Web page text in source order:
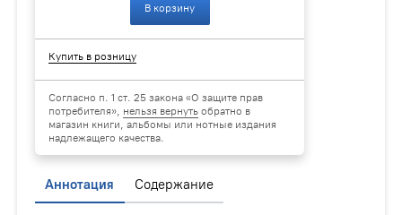
В корзину
Купить в розницу
Согласно п. 1 ст. 25 закона «О защите прав
потребителя», нельзя вернуть обратно в
магазин книги, альбомы или нотные издания
надлежащего качества.
Аннотация Содержание